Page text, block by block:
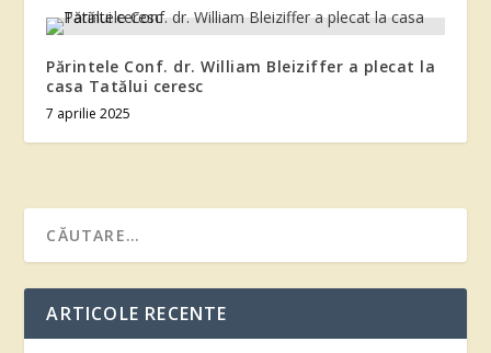
Părintele Conf. dr. William Bleiziffer a plecat la
casa Tatălui ceresc
7 aprilie 2025
ARTICOLE RECENTE